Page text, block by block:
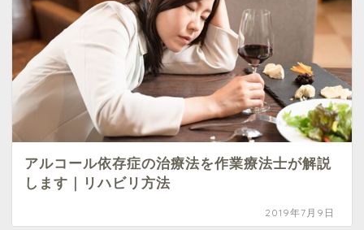
アルコール依存症の治療法を作業療法士が解説
します｜リハビリ方法
2019年7月9日